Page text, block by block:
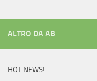
ALTRO DA AB
HOT NEWS!